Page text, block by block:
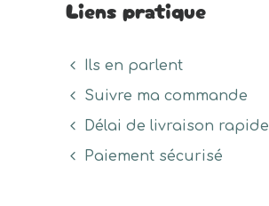
Liens pratique
Ils en parlent
Suivre ma commande
Délai de livraison rapide
Paiement sécurisé